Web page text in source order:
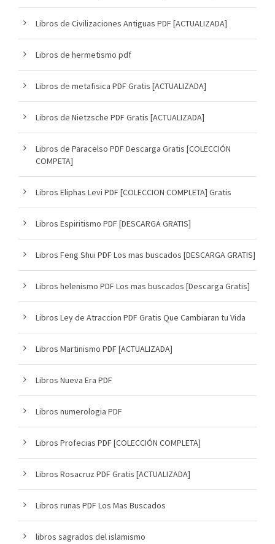
Libros de Civilizaciones Antiguas PDF [ACTUALIZADA]
Libros de hermetismo pdf
Libros de metafisica PDF Gratis [ACTUALIZADA]
Libros de Nietzsche PDF Gratis [ACTUALIZADA]
Libros de Paracelso PDF Descarga Gratis [COLECCIÓN
COMPETA]
Libros Eliphas Levi PDF [COLECCION COMPLETA] Gratis
Libros Espiritismo PDF [DESCARGA GRATIS]
Libros Feng Shui PDF Los mas buscados [DESCARGA GRATIS]
Libros helenismo PDF Los mas buscados [Descarga Gratis]
Libros Ley de Atraccion PDF Gratis Que Cambiaran tu Vida
Libros Martinismo PDF [ACTUALIZADA]
Libros Nueva Era PDF
Libros numerologia PDF
Libros Profecias PDF [COLECCIÓN COMPLETA]
Libros Rosacruz PDF Gratis [ACTUALIZADA]
Libros runas PDF Los Mas Buscados
libros sagrados del islamismo